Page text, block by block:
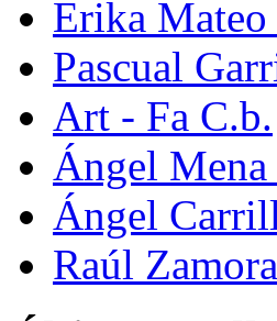
Erika
Pascual
Art - Fa C.b.
Ángel
Ángel
Raúl